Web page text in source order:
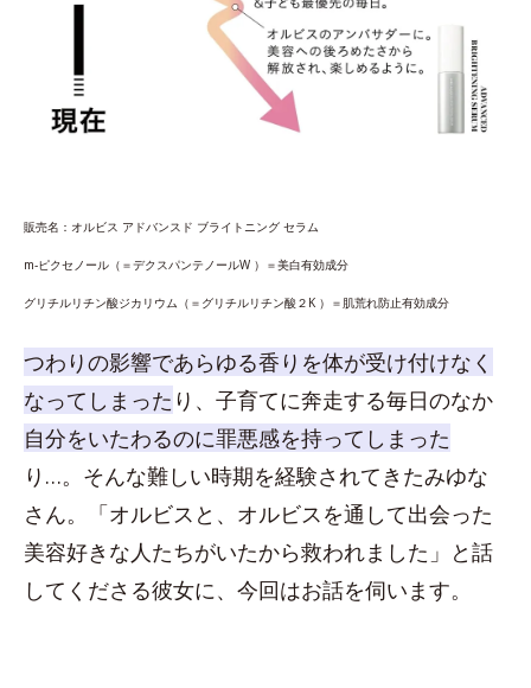
販売名：オルビス アドバンスド ブライトニング セラム
m‐ピクセノール（＝デクスパンテノールW ）＝美白有効成分
グリチルリチン酸ジカリウム（＝グリチルリチン酸２K ）＝肌荒れ防止有効成分
つわりの影響であらゆる香りを体が受け付けなく
なってしまった り、子育てに奔走する毎日のなか
自分をいたわるのに罪悪感を持ってしまった
り…。そんな難しい時期を経験されてきたみゆな
さん。「オルビスと、オルビスを通して出会った
美容好きな人たちがいたから救われました」と話
してくださる彼女に、今回はお話を伺います。